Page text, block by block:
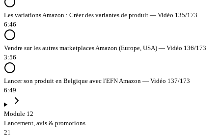
Les variations Amazon : Créer des variantes de produit — Vidéo 135/173
6:46
Vendre sur les autres marketplaces Amazon (Europe, USA) — Vidéo 136/173
3:56
Lancer son produit en Belgique avec l'EFN Amazon — Vidéo 137/173
6:49
Module 12
Lancement, avis & promotions
21